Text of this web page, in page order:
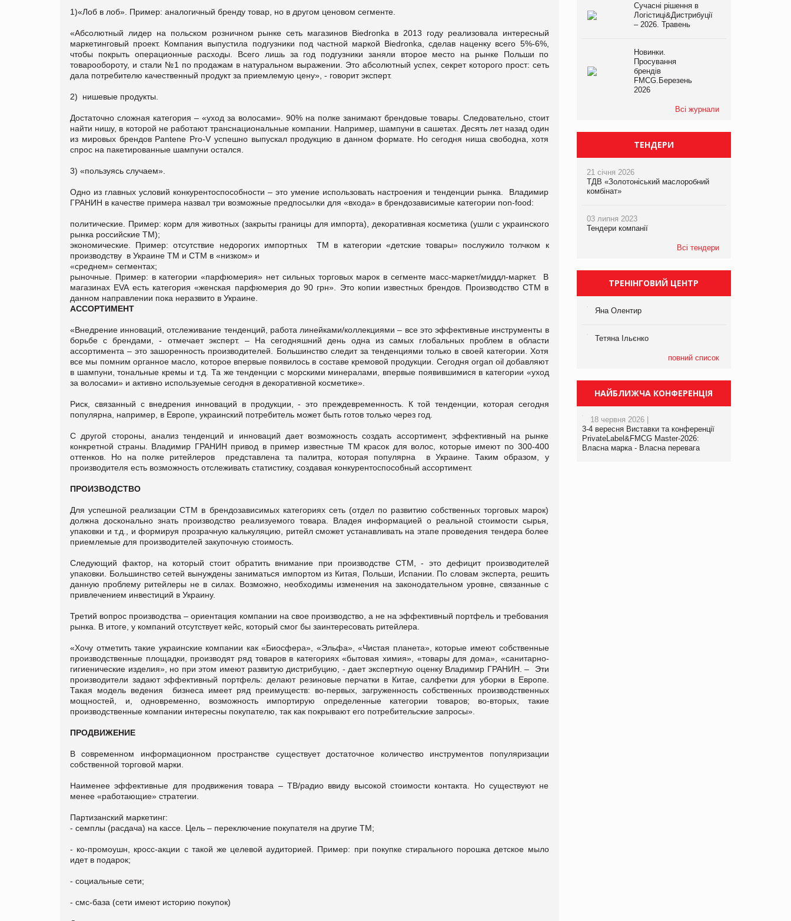
1)«Лоб в лоб». Пример: аналогичный бренду товар, но в другом ценовом сегменте.
«Абсолютный лидер на польском розничном рынке сеть магазинов Biedronka в 2013 году реализовала интересный
маркетинговый проект. Компания выпустила подгузники под частной маркой Biedronka, сделав наценку всего 5%-6%,
чтобы покрыть операционные расходы. Всего лишь за год подгузники заняли второе место на рынке Польши по
товарообороту, и стали №1 по продажам в натуральном выражении. Это абсолютный успех, секрет которого прост: сеть
дала потребителю качественный продукт за приемлемую цену», - говорит эксперт.
2) нишевые продукты.
Достаточно сложная категория – «уход за волосами». 90% на полке занимают брендовые товары. Следовательно, стоит
найти нишу, в которой не работают транснациональные компании. Например, шампуни в сашетах. Десять лет назад один
из мировых брендов Pantene Pro-V успешно выпускал продукцию в данном формате. Но сегодня ниша свободна, хотя
спрос на пакетированные шампуни остался.
3) «пользуясь случаем».
Одно из главных условий конкурентоспособности – это умение использовать настроения и тенденции рынка. Владимир
ГРАНИН в качестве примера назвал три возможные предпосылки для «входа» в брендозависимые категории non-food:
политические. Пример: корм для животных (закрыты границы для импорта), декоративная косметика (ушли с украинского
рынка российские ТМ);
экономические. Пример: отсутствие недорогих импортных ТМ в категории «детские товары» послужило толчком к
производству в Украине ТМ и СТМ в «низком» и
«среднем» сегментах;
рыночные. Пример: в категории «парфюмерия» нет сильных торговых марок в сегменте масс-маркет/миддл-маркет. В
магазинах EVA есть категория «женская парфюмерия до 90 грн». Это копии известных брендов. Производство СТМ в
данном направлении пока неразвито в Украине.
АССОРТИМЕНТ
«Внедрение инноваций, отслеживание тенденций, работа линейками/коллекциями – все это эффективные инструменты в
борьбе с брендами, - отмечает эксперт. – На сегодняшний день одна из самых глобальных проблем в области
ассортимента – это зашоренность производителей. Большинство следит за тенденциями только в своей категории. Хотя
все мы помним органное масло, которое впервые появилось в составе кремовой продукции. Сегодня organ oil добавляют
в шампуни, тональные кремы и т.д. Та же тенденции с морскими минералами, впервые появившимися в категории «уход
за волосами» и активно используемые сегодня в декоративной косметике».
Риск, связанный с внедрения инноваций в продукции, - это преждевременность. К той тенденции, которая сегодня
популярна, например, в Европе, украинский потребитель может быть готов только через год.
С другой стороны, анализ тенденций и инноваций дает возможность создать ассортимент, эффективный на рынке
конкретной страны. Владимир ГРАНИН привод в пример известные ТМ красок для волос, которые имеют по 300-400
оттенков. Но на полке ритейлеров представлена та палитра, которая популярна в Украине. Таким образом, у
производителя есть возможность отслеживать статистику, создавая конкурентоспособный ассортимент.
ПРОИЗВОДСТВО
Для успешной реализации СТМ в брендозависимых категориях сеть (отдел по развитию собственных торговых марок)
должна досконально знать производство реализуемого товара. Владея информацией о реальной стоимости сырья,
упаковки и т.д., и формируя прозрачную калькуляцию, ритейл сможет устанавливать на этапе проведения тендера более
приемлемые для производителей закупочную стоимость.
Следующий фактор, на который стоит обратить внимание при производстве СТМ, - это дефицит производителей
упаковки. Большинство сетей вынуждены заниматься импортом из Китая, Польши, Испании. По словам эксперта, решить
данную проблему ритейлеры не в силах. Возможно, необходимы изменения на законодательном уровне, связанные с
привлечением инвестиций в Украину.
Третий вопрос производства – ориентация компании на свое производство, а не на эффективный портфель и требования
рынка. В итоге, у компаний отсутствует кейс, который смог бы заинтересовать ритейлера.
«Хочу отметить такие украинские компании как «Биосфера», «Эльфа», «Чистая планета», которые имеют собственные
производственные площадки, производят ряд товаров в категориях «бытовая химия», «товары для дома», «санитарно-
гигиенические изделия», но при этом имеют развитую дистрибуцию, - дает экспертную оценку Владимир ГРАНИН. – Эти
производители задают эффективный портфель: делают резиновые перчатки в Китае, салфетки для уборки в Европе.
Такая модель ведения бизнеса имеет ряд преимуществ: во-первых, загруженность собственных производственных
мощностей, и, одновременно, возможность импортирую определенные категории товаров; во-вторых, такие
производственные компании интересны покупателю, так как покрывают его потребительские запросы».
ПРОДВИЖЕНИЕ
В современном информационном пространстве существует достаточное количество инструментов популяризации
собственной торговой марки.
Наименее эффективные для продвижения товара – ТВ/радио ввиду высокой стоимости контакта. Но существуют не
менее «работающие» стратегии.
Партизанский маркетинг:
- семплы (расдача) на кассе. Цель – переключение покупателя на другие ТМ;
- ко-промоушн, кросс-акции с такой же целевой аудиторией. Пример: при покупке стирального порошка детское мыло
идет в подарок;
- социальные сети;
- смс-база (сети имеют историю покупок)
Сучасні рішення в
Логістиці&Дистрибуції
– 2026. Травень
Новинки.
Просування
брендів
FMCG.Березень
2026
Всі журнали
ТЕНДЕРИ
21 січня 2026
ТДВ «Золотоніський маслоробний
комбінат»
03 липня 2023
Тендери компанії
Всі тендери
ТРЕНІНГОВИЙ ЦЕНТР
Яна Олентир
Тетяна Ільєнко
повний список
НАЙБЛИЖЧА КОНФЕРЕНЦІЯ
18 червня 2026 |
3-4 вересня Виставки та конференції
PrivateLabel&FMCG Master-2026:
Власна марка - Власна перевага